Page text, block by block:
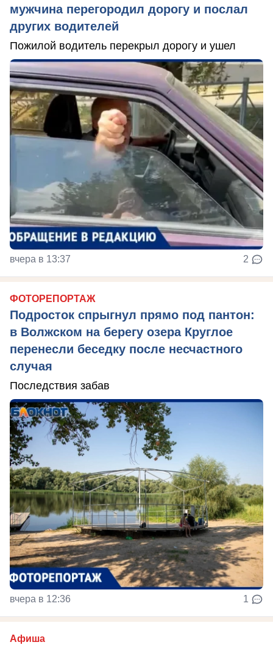
мужчина перегородил дорогу и послал
других водителей
Пожилой водитель перекрыл дорогу и ушел
вчера в 13:37 2
ФОТОРЕПОРТАЖ
Подросток спрыгнул прямо под пантон:
в Волжском на берегу озера Круглое
перенесли беседку после несчастного
случая
Последствия забав
вчера в 12:36 1
Афиша